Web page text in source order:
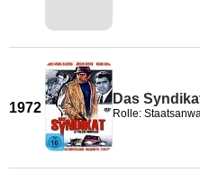
1972
Das
Rolle: